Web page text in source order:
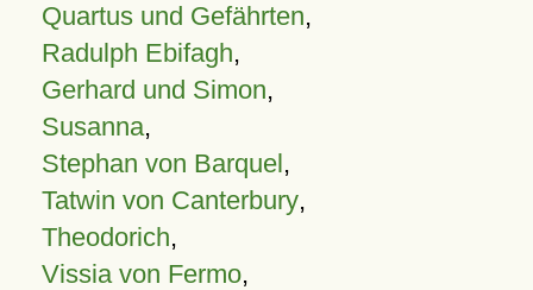
Quartus und Gefährten,
Radulph Ebifagh,
Gerhard und Simon,
Susanna,
Stephan von Barquel,
Tatwin von Canterbury,
Theodorich,
Vissia von Fermo,